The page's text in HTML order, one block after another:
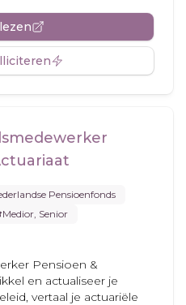
Pensioenfonds
Medior, Senior
Pensioen &
en actualiseer je
vertaal je actuariële